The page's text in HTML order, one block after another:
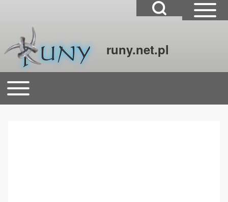
Close Search Block
Szukaj
runy.net.pl
Główna nawigacja
Open or Close horizontal Main Menu